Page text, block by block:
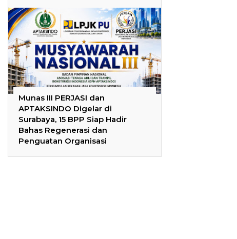
Munas III PERJASI dan
APTAKSINDO Digelar di
Surabaya, 15 BPP Siap Hadir
Bahas Regenerasi dan
Penguatan Organisasi